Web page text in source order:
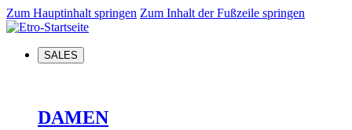
Zum Hauptinhalt springen Zum Inhalt der Fußzeile springen
SALES
DAMEN